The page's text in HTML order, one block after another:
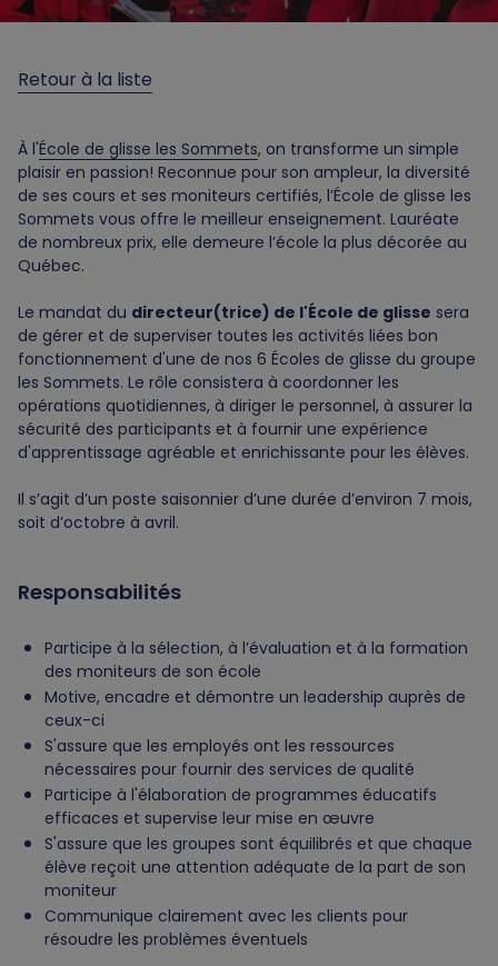
Retour à la liste
À l'École de glisse les Sommets, on transforme un simple
plaisir en passion! Reconnue pour son ampleur, la diversité
de ses cours et ses moniteurs certifiés, l’École de glisse les
Sommets vous offre le meilleur enseignement. Lauréate
de nombreux prix, elle demeure l’école la plus décorée au
Québec.
Le mandat du directeur(trice) de l'École de glisse sera
de gérer et de superviser toutes les activités liées bon
fonctionnement d'une de nos 6 Écoles de glisse du groupe
les Sommets. Le rôle consistera à coordonner les
opérations quotidiennes, à diriger le personnel, à assurer la
sécurité des participants et à fournir une expérience
d'apprentissage agréable et enrichissante pour les élèves.
Il s’agit d’un poste saisonnier d’une durée d’environ 7 mois,
soit d’octobre à avril.
Responsabilités
Participe à la sélection, à l’évaluation et à la formation
des moniteurs de son école
Motive, encadre et démontre un leadership auprès de
ceux-ci
S'assure que les employés ont les ressources
nécessaires pour fournir des services de qualité
Participe à l'élaboration de programmes éducatifs
efficaces et supervise leur mise en œuvre
S'assure que les groupes sont équilibrés et que chaque
élève reçoit une attention adéquate de la part de son
moniteur
Communique clairement avec les clients pour
résoudre les problèmes éventuels